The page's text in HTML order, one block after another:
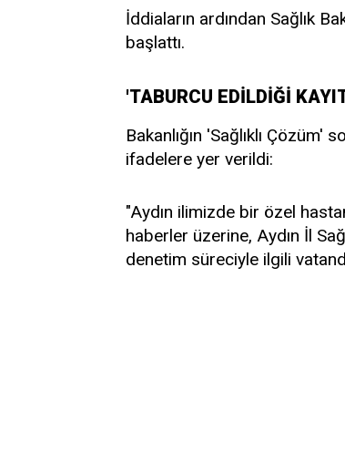
İddiaların ardından Sağlık
başlattı.
'TABURCU EDİLDİĞİ
Bakanlığın 'Sağlıklı Çözüm'
ifadelere yer verildi:
"Aydın ilimizde bir özel
haberler üzerine, Aydın İl
denetim süreciyle ilgili